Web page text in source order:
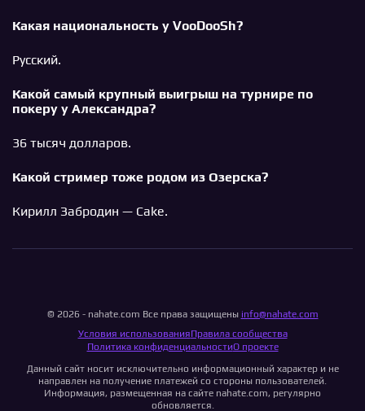
Какая национальность у VooDooSh?
Русский.
Какой самый крупный выигрыш на турнире по
покеру у Александра?
36 тысяч долларов.
Какой стример тоже родом из Озерска?
Кирилл Забродин — Cake.
© 2026 - nahate.com Все права защищены info@nahate.com
Условия использованияПравила сообщества
Политика конфиденциальностиО проекте
Данный сайт носит исключительно информационный характер и не
направлен на получение платежей со стороны пользователей.
Информация, размещенная на сайте nahate.com, регулярно
обновляется.